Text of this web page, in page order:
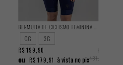
GG 3G
R$
431,90
R$ 199,90
ou R$ 179,91 à vista no pix